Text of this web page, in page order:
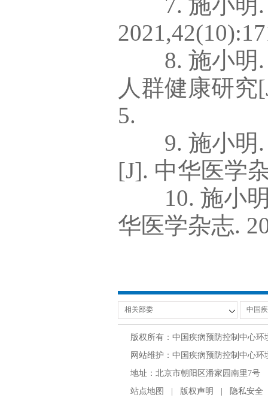
8. 施小明.
人群健康研究
5.
9. 施小明.
[J]. 中华医学
10. 施小明.
华医学杂志.
版权所有：中国疾病预防控制中心环
网站维护：中国疾病预防控制中心
地址：北京市朝阳区潘家园南里7号
站点地图
版权声明 隐私安全